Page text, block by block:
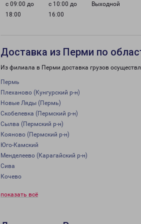
с 09:00 до
18:00
с 10:00 до
16:00
Выходной
Доставка из Перми по
Из филиала в Перми доставка грузов
Пермь
Плеханово (Кунгурский р-н)
Новые Ляды (Пермь)
Скобелевка (Пермский р-н)
Сылва (Пермский р-н)
Кояново (Пермский р-н)
Юго-Камский
Менделеево (Карагайский р-н)
Сива
Кочево
показать всё